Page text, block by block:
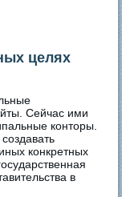
целях
Сейчас ими
конторы.
конкретных
в